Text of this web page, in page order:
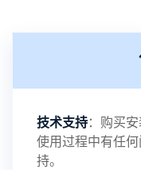
4：优化离线云储
5：优化关闭监控
技术支持：购买
使用过程中有任
持。